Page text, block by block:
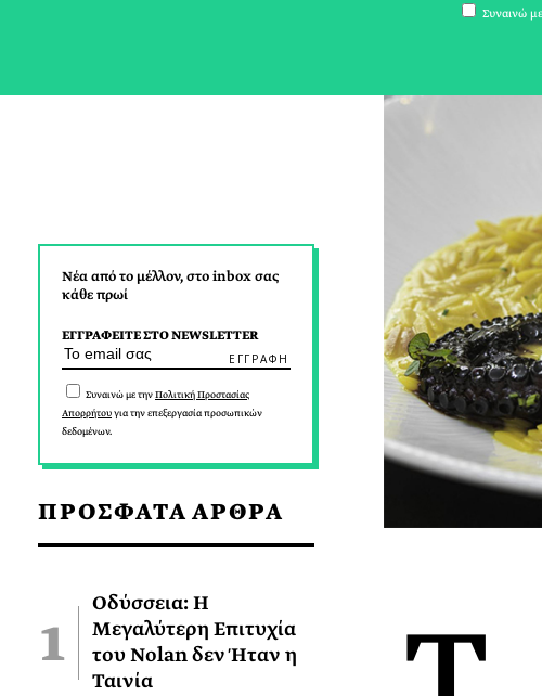
Νέα από το μέλλον, στο inbox σας
κάθε πρωί
ΕΓΓΡΑΦΕΙΤΕ ΣΤΟ NEWSLETTER
Συναινώ με τηνΠολιτική Προστασίας
Απορρήτουγια την επεξεργασία προσωπικών
δεδομένων.
ΠΡΟΣΦΑΤΑ ΑΡΘΡΑ
Οδύσσεια: Η
Μεγαλύτερη Επιτυχία
του Nolan δεν Ήταν η
Ταινία
Συναινώ